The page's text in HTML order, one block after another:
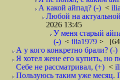
А какой айпад? (-) <
Любой на
2026 13:45
У меня старый
(-) < ilia1979 >
А у кого конкретно брали? (-)
Я хотел жене его купить, но
Себе не рассматривал, (+) <
Пользуюсь таким уже месяц.